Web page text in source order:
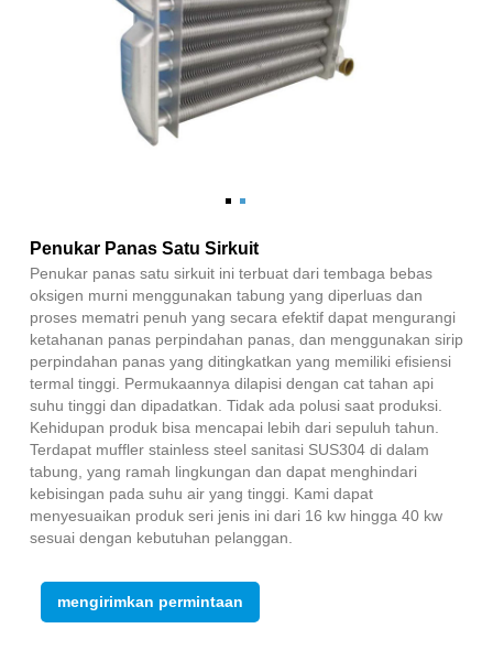
Penukar Panas Satu Sirkuit
Penukar panas satu sirkuit ini terbuat dari tembaga bebas
oksigen murni menggunakan tabung yang diperluas dan
proses mematri penuh yang secara efektif dapat mengurangi
ketahanan panas perpindahan panas, dan menggunakan sirip
perpindahan panas yang ditingkatkan yang memiliki efisiensi
termal tinggi. Permukaannya dilapisi dengan cat tahan api
suhu tinggi dan dipadatkan. Tidak ada polusi saat produksi.
Kehidupan produk bisa mencapai lebih dari sepuluh tahun.
Terdapat muffler stainless steel sanitasi SUS304 di dalam
tabung, yang ramah lingkungan dan dapat menghindari
kebisingan pada suhu air yang tinggi. Kami dapat
menyesuaikan produk seri jenis ini dari 16 kw hingga 40 kw
sesuai dengan kebutuhan pelanggan.
mengirimkan permintaan